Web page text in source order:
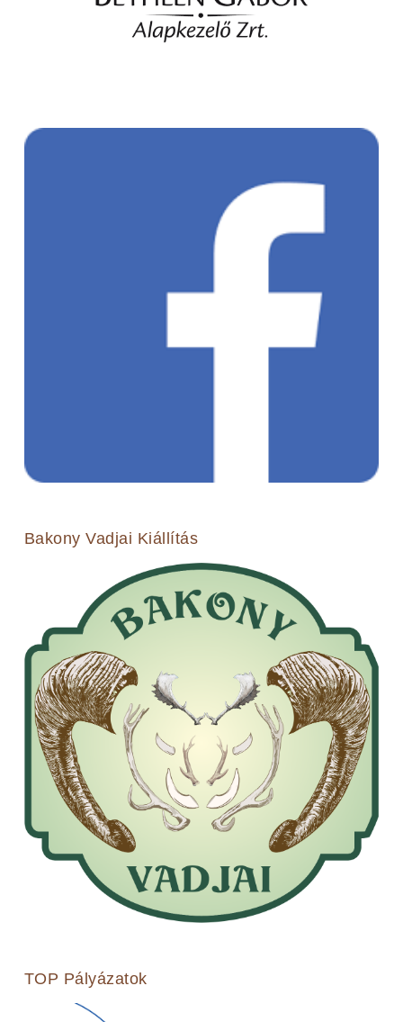
Bakony Vadjai Kiállítás
TOP Pályázatok